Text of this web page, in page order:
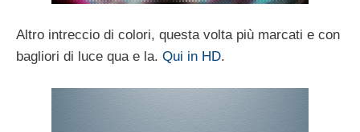
Altro intreccio di colori, questa volta più marcati e con
bagliori di luce qua e la. Qui in HD.